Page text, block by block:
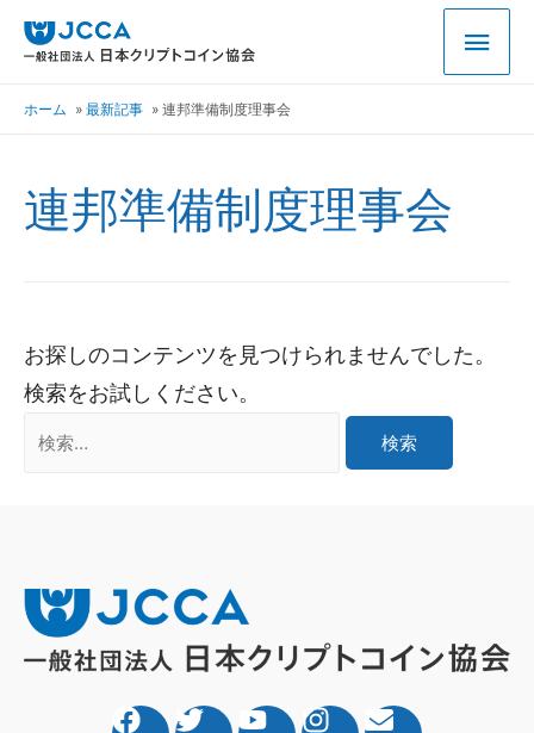
ホーム 最新記事 連邦準備制度理事会
連邦準備制度理事会
お探しのコンテンツを見つけられませんでした。
検索をお試しください。